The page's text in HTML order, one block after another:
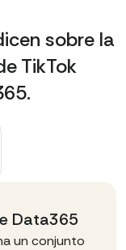
sobre la
TikTok
Data365
un conjunto